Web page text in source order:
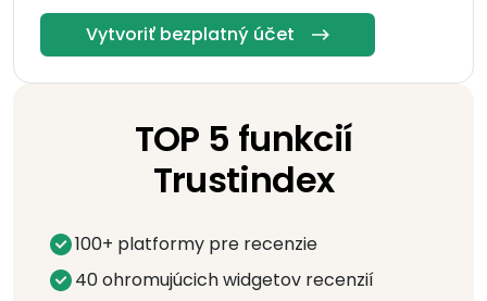
Vytvoriť bezplatný účet
TOP 5 funkcií
Trustindex
100+ platformy pre recenzie
40 ohromujúcich widgetov recenzií